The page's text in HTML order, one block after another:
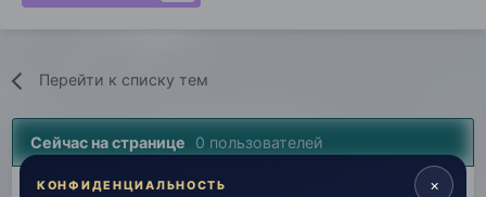
Перейти к списку тем
Сейчас на странице 0 пользователей
Нет пользователей, просматривающих эту страницу.×
КОНФИДЕНЦИАЛЬНОСТЬ